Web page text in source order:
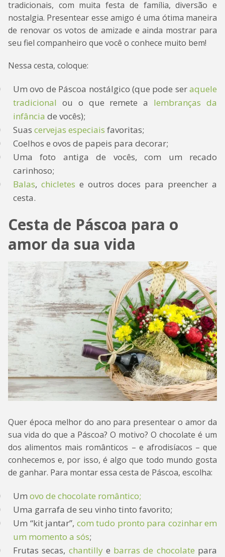
tradicionais, com muita festa de família, diversão e
nostalgia. Presentear esse amigo é uma ótima maneira
de renovar os votos de amizade e ainda mostrar para
seu fiel companheiro que você o conhece muito bem!
Nessa cesta, coloque:
Um ovo de Páscoa nostálgico (que pode seraquele
tradicional ou o que remete a lembranças da
infância de vocês);
Suas cervejas especiais favoritas;
Coelhos e ovos de papeis para decorar;
Uma foto antiga de vocês, com um recado
carinhoso;
Balas, chicletes e outros doces para preencher a
cesta.
Cesta de Páscoa para o
amor da sua vida
Quer época melhor do ano para presentear o amor da
sua vida do que a Páscoa? O motivo? O chocolate é um
dos alimentos mais românticos – e afrodisíacos – que
conhecemos e, por isso, é algo que todo mundo gosta
de ganhar. Para montar essa cesta de Páscoa, escolha:
Um ovo de chocolate romântico;
Uma garrafa de seu vinho tinto favorito;
Um “kit jantar”, com tudo pronto para cozinhar em
um momento a sós;
Frutas secas, chantillye barras de chocolate para